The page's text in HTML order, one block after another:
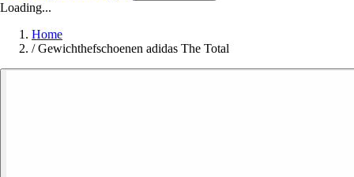
Loading...
Home
/ Gewichthefschoenen adidas The Total